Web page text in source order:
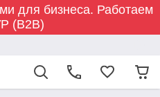
для бизнеса. Работаем
(B2B)